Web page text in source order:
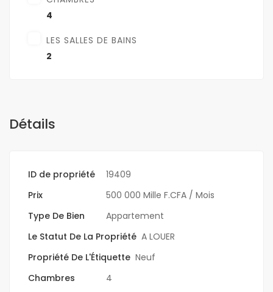
4
LES SALLES DE BAINS
2
Détails
ID de propriété
19409
Prix
500 000 Mille F.CFA / Mois
Type De Bien
Appartement
Le Statut De La Propriété A LOUER
Propriété De L'Étiquette Neuf
Chambres
4